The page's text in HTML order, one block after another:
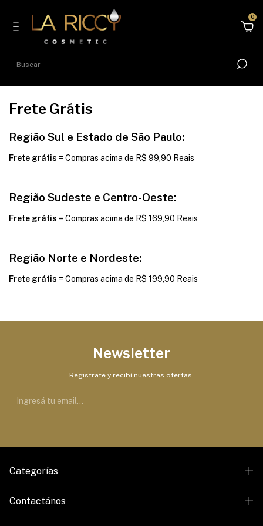
0
Frete Grátis
Região Sul e Estado de São Paulo:
Frete grátis = Compras acima de R$ 99,90 Reais
Região Sudeste e Centro-Oeste:
Frete grátis = Compras acima de R$ 169,90 Reais
Região Norte e Nordeste:
Frete grátis = Compras acima de R$ 199,90 Reais
Newsletter
Registrate y recibí nuestras ofertas.
Categorías
Contactános